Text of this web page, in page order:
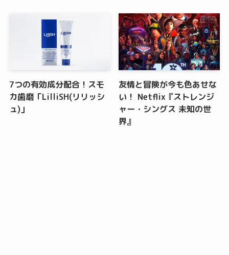
7つの有効成分配合！スモ
カ歯磨「LilliSH(リリッシ
ュ)」
友情と冒険が今も色あせな
い！ Netflix『ストレンジ
ャー・シングス 未知の世
界』